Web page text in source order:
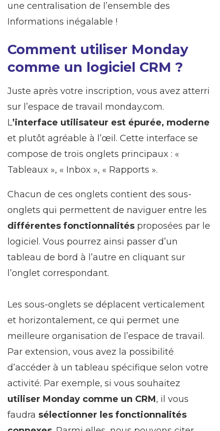
une centralisation de l’ensemble des
Informations inégalable !
Comment utiliser Monday
comme un logiciel CRM ?
Juste après votre inscription, vous avez atterri
sur l’espace de travail monday.com.
L’interface utilisateur est épurée, moderne
et plutôt agréable à l’œil. Cette interface se
compose de trois onglets principaux : «
Tableaux », « Inbox », « Rapports ».
Chacun de ces onglets contient des sous-
onglets qui permettent de naviguer entre les
différentes fonctionnalités proposées par le
logiciel. Vous pourrez ainsi passer d’un
tableau de bord à l’autre en cliquant sur
l’onglet correspondant.
Les sous-onglets se déplacent verticalement
et horizontalement, ce qui permet une
meilleure organisation de l’espace de travail.
Par extension, vous avez la possibilité
d’accéder à un tableau spécifique selon votre
activité. Par exemple, si vous souhaitez
utiliser Monday comme un CRM, il vous
faudra sélectionner les fonctionnalités